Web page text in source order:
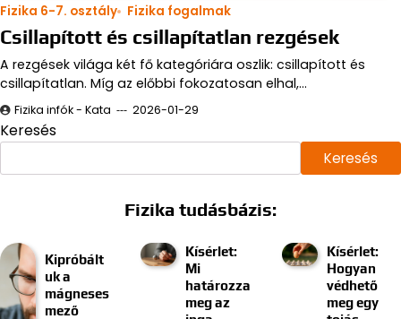
Fizika 6-7. osztály Fizika fogalmak
Csillapított és csillapítatlan rezgések
A rezgések világa két fő kategóriára oszlik: csillapított és
csillapítatlan. Míg az előbbi fokozatosan elhal,…
Fizika infók - Kata 2026-01-29
Keresés
Keresés
Fizika tudásbázis:
Kipróbált
uk a
mágneses
mező
Kísérlet:
Mi
határozza
meg az
Kísérlet:
Hogyan
védhető
meg egy